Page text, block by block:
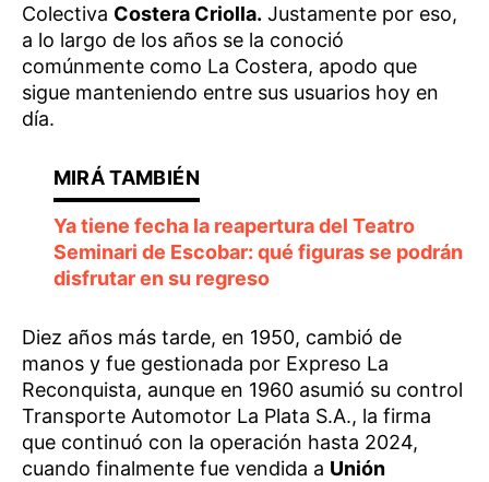
Colectiva Costera Criolla. Justamente por eso,
a lo largo de los años se la conoció
comúnmente como La Costera, apodo que
sigue manteniendo entre sus usuarios hoy en
día.
Ya tiene fecha la reapertura del Teatro
Seminari de Escobar: qué figuras se podrán
disfrutar en su regreso
Diez años más tarde, en 1950, cambió de
manos y fue gestionada por Expreso La
Reconquista, aunque en 1960 asumió su control
Transporte Automotor La Plata S.A., la firma
que continuó con la operación hasta 2024,
cuando finalmente fue vendida a Unión